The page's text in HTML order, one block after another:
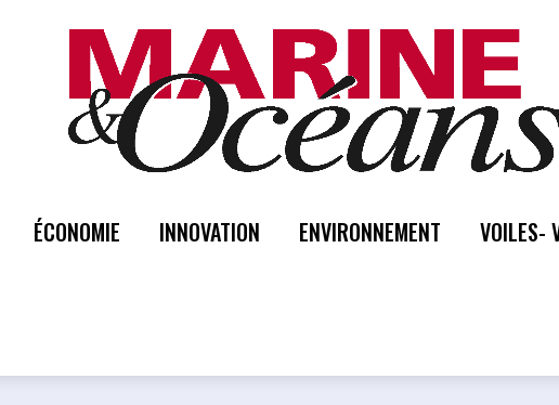
ÉCONOMIE INNOVATION ENVIRONNEMENT VOILES-